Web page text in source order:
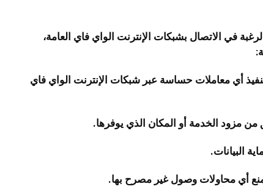
في الاتصال بشبكات الإنترنت الواي فاي العامة،
أي معاملات حساسة عبر شبكات الإنترنت الواي فاي
مزود الخدمة أو المكان الذي يوفرها.
البيانات.
أي محاولات وصول غير مصرح بها.